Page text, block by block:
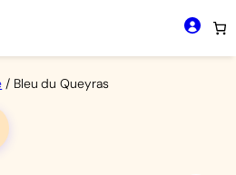
/ Bleu du Queyras